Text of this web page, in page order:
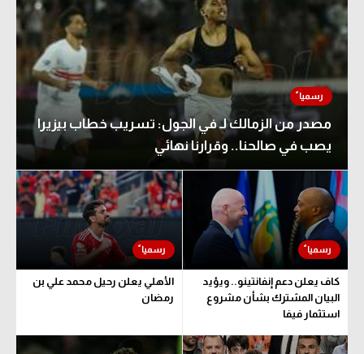
مصدر من الزمالك لـ في الجول: تسريب خطاب بيزيرا
يصب في صالحنا.. وقرارنا نهائي
كاف يعلن دعم إنفانتينو.. ويؤيد
البيان المشترك بشأن مشروع
استثمار فيفا
الأهلي يعلن رحيل محمد علي بن
رمضان